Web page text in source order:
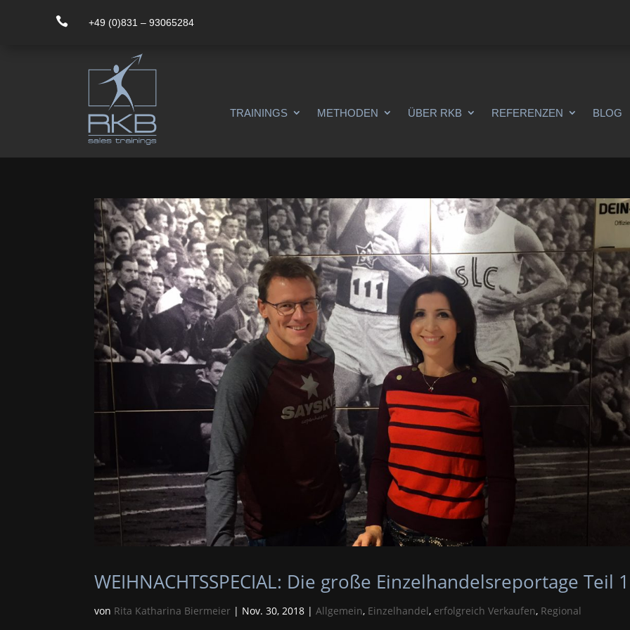
 +49 (0)831 – 93065284
TRAININGS METHODEN ÜBER RKB REFERENZEN BLOG
WEIHNACHTSSPECIAL: Die große Einzelhandelsreportage Teil 1
von Rita Katharina Biermeier | Nov. 30, 2018 |Allgemein, Einzelhandel, erfolgreich Verkaufen, Regional